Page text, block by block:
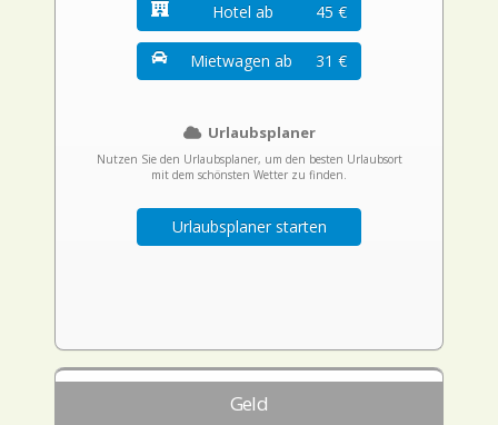
Hotel ab 45 €
Mietwagen ab 31 €
Urlaubsplaner
Nutzen Sie den Urlaubsplaner, um den besten Urlaubsort
mit dem schönsten Wetter zu finden.
Urlaubsplaner starten
Geld